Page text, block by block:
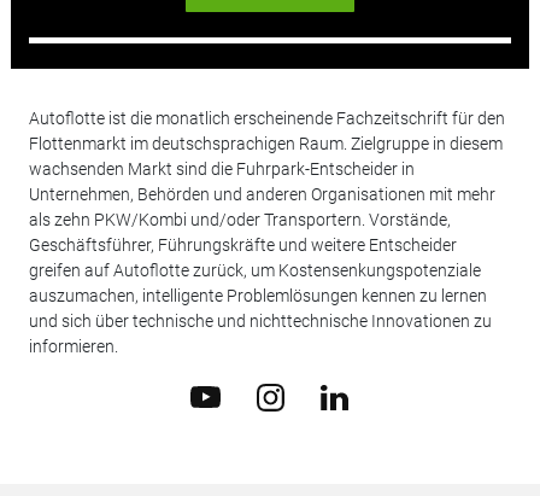
Autoflotte ist die monatlich erscheinende Fachzeitschrift für den
Flottenmarkt im deutschsprachigen Raum. Zielgruppe in diesem
wachsenden Markt sind die Fuhrpark-Entscheider in
Unternehmen, Behörden und anderen Organisationen mit mehr
als zehn PKW/Kombi und/oder Transportern. Vorstände,
Geschäftsführer, Führungskräfte und weitere Entscheider
greifen auf Autoflotte zurück, um Kostensenkungspotenziale
auszumachen, intelligente Problemlösungen kennen zu lernen
und sich über technische und nichttechnische Innovationen zu
informieren.